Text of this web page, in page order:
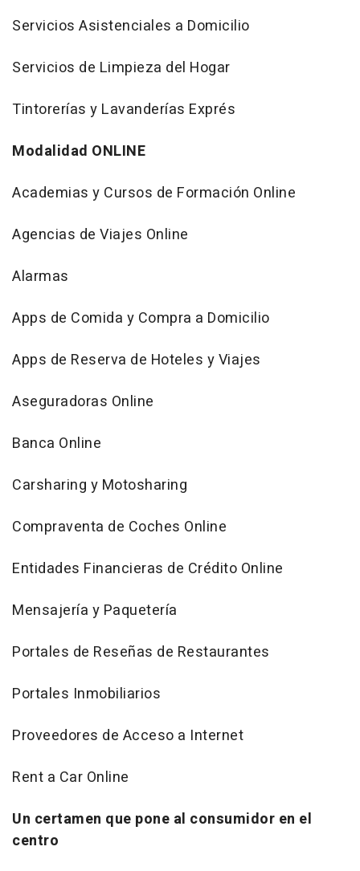
Servicios Asistenciales a Domicilio
Servicios de Limpieza del Hogar
Tintorerías y Lavanderías Exprés
Modalidad ONLINE
Academias y Cursos de Formación Online
Agencias de Viajes Online
Alarmas
Apps de Comida y Compra a Domicilio
Apps de Reserva de Hoteles y Viajes
Aseguradoras Online
Banca Online
Carsharing y Motosharing
Compraventa de Coches Online
Entidades Financieras de Crédito Online
Mensajería y Paquetería
Portales de Reseñas de Restaurantes
Portales Inmobiliarios
Proveedores de Acceso a Internet
Rent a Car Online
Un certamen que pone al consumidor en el
centro